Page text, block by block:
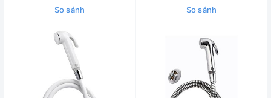
So sánh
So sánh